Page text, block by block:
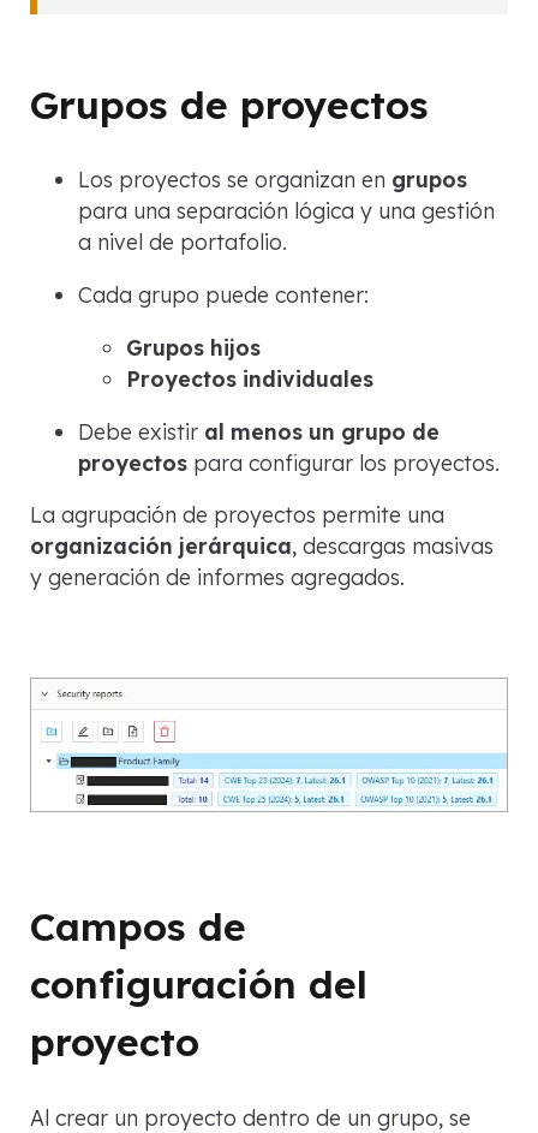
Grupos de proyectos
Los proyectos se organizan en grupos
para una separación lógica y una gestión
a nivel de portafolio.
Cada grupo puede contener:
Grupos hijos
Proyectos individuales
Debe existir al menos un grupo de
proyectos para configurar los proyectos.
La agrupación de proyectos permite una
organización jerárquica, descargas masivas
y generación de informes agregados.
Campos de
configuración del
proyecto
Al crear un proyecto dentro de un grupo, se